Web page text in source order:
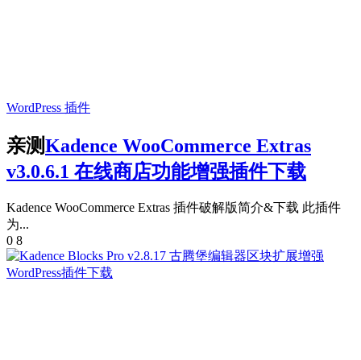
WordPress 插件
亲测Kadence WooCommerce Extras
v3.0.6.1 在线商店功能增强插件下载
Kadence WooCommerce Extras 插件破解版简介&下载 此插件
为...
0 8